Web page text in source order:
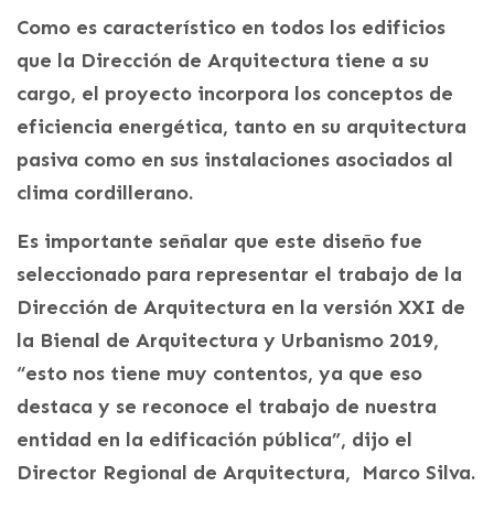
Como es característico en todos los edificios
que la Dirección de Arquitectura tiene a su
cargo, el proyecto incorpora los conceptos de
eficiencia energética, tanto en su arquitectura
pasiva como en sus instalaciones asociados al
clima cordillerano.
Es importante señalar que este diseño fue
seleccionado para representar el trabajo de la
Dirección de Arquitectura en la versión XXI de
la Bienal de Arquitectura y Urbanismo 2019,
“esto nos tiene muy contentos, ya que eso
destaca y se reconoce el trabajo de nuestra
entidad en la edificación pública”, dijo el
Director Regional de Arquitectura, Marco Silva.